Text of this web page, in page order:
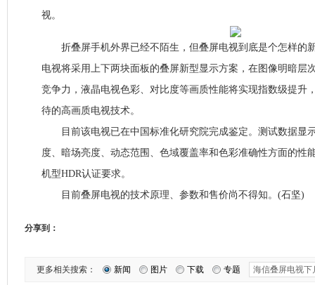
视。
折叠屏手机外界已经不陌生，但叠屏电视到底是个怎样的
电视将采用上下两块面板的叠屏新型显示方案，在图像明暗层
竞争力，液晶电视色彩、对比度等画质性能将实现指数级提升
待的高画质电视技术。
目前该电视已在中国标准化研究院完成鉴定。测试数据显
度、暗场亮度、动态范围、色域覆盖率和色彩准确性方面的性
机型HDR认证要求。
目前叠屏电视的技术原理、参数和售价尚不得知。(石坚)
分享到：
更多相关搜索： 新闻 图片 下载 专题